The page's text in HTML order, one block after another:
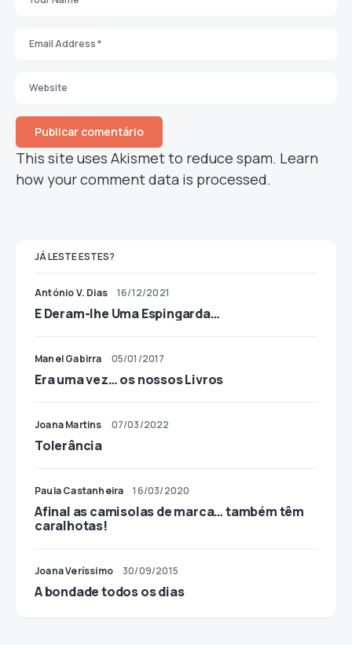
This site uses Akismet to reduce spam. Learn
how your comment data is processed.
JÁ LESTE ESTES?
António V. Dias 16/12/2021
E Deram-lhe Uma Espingarda…
Manel Gabirra 05/01/2017
Era uma vez… os nossos Livros
Joana Martins 07/03/2022
Tolerância
Paula Castanheira 16/03/2020
Afinal as camisolas de marca… também têm
caralhotas!
Joana Veríssimo 30/09/2015
A bondade todos os dias